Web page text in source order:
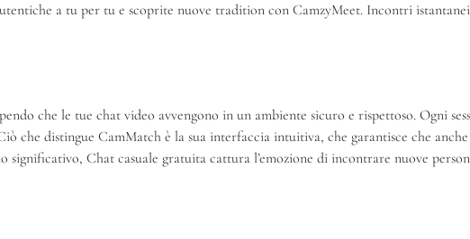
a tu per tu e scoprite nuove tradition con CamzyMeet. Incontri
che le tue chat video avvengono in un ambiente sicuro e rispettoso. Ogni
che distingue CamMatch è la sua interfaccia intuitiva, che garantisce che
Chat casuale gratuita cattura l’emozione di incontrare nuove